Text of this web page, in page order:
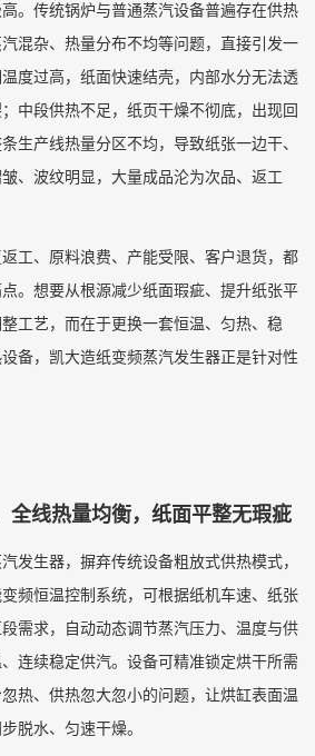
。传统锅炉与普通蒸汽设备普遍存在供热
混杂、热量分布不均等问题，直接引发一
度过高，纸面快速结壳，内部水分无法透
中段供热不足，纸页干燥不彻底，出现回
生产线热量分区不均，导致纸张一边干、
、波纹明显，大量成品沦为次品、返工
工、原料浪费、产能受限、客户退货，都
。想要从根源减少纸面瑕疵、提升纸张平
工艺，而在于更换一套恒温、匀热、稳
备，凯大造纸变频蒸汽发生器正是针对性
全线热量均衡，纸面平整无瑕疵
发生器，摒弃传统设备粗放式供热模式，
频恒温控制系统，可根据纸机车速、纸张
需求，自动动态调节蒸汽压力、温度与供
连续稳定供汽。设备可精准锁定烘干所需
热、供热忽大忽小的问题，让烘缸表面温
脱水、匀速干燥。